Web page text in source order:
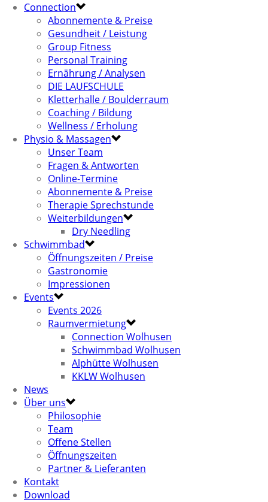
Connection
Abonnemente & Preise
Gesundheit / Leistung
Group Fitness
Personal Training
Ernährung / Analysen
DIE LAUFSCHULE
Kletterhalle / Boulderraum
Coaching / Bildung
Wellness / Erholung
Physio & Massagen
Unser Team
Fragen & Antworten
Online-Termine
Abonnemente & Preise
Therapie Sprechstunde
Weiterbildungen
Dry Needling
Schwimmbad
Öffnungszeiten / Preise
Gastronomie
Impressionen
Events
Events 2026
Raumvermietung
Connection Wolhusen
Schwimmbad Wolhusen
Alphütte Wolhusen
KKLW Wolhusen
News
Über uns
Philosophie
Team
Offene Stellen
Öffnungszeiten
Partner & Lieferanten
Kontakt
Download